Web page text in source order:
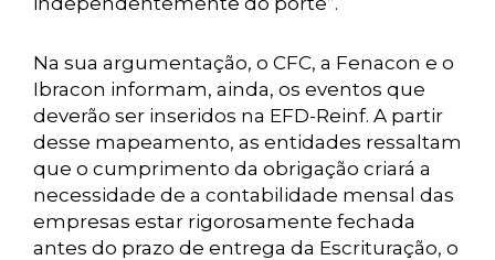
Na sua argumentação, o CFC, a Fenacon e o
Ibracon informam, ainda, os eventos que
deverão ser inseridos na EFD-Reinf. A partir
desse mapeamento, as entidades ressaltam
que o cumprimento da obrigação criará a
necessidade de a contabilidade mensal das
empresas estar rigorosamente fechada
antes do prazo de entrega da Escrituração, o